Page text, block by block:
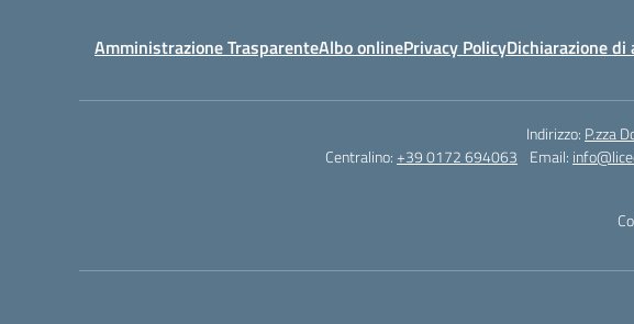
Amministrazione TrasparenteAlbo onlinePrivacy PolicyDichiarazione
Indirizzo: P.zza
Centralino:+39 0172 694063 Email: